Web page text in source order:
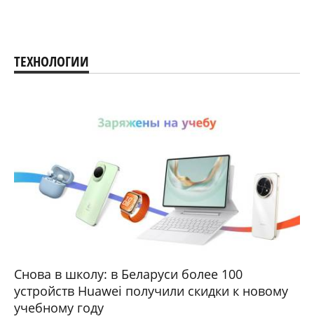
ТЕХНОЛОГИИ
Снова в школу: в Беларуси более 100
устройств Huawei получили скидки к новому
учебному году